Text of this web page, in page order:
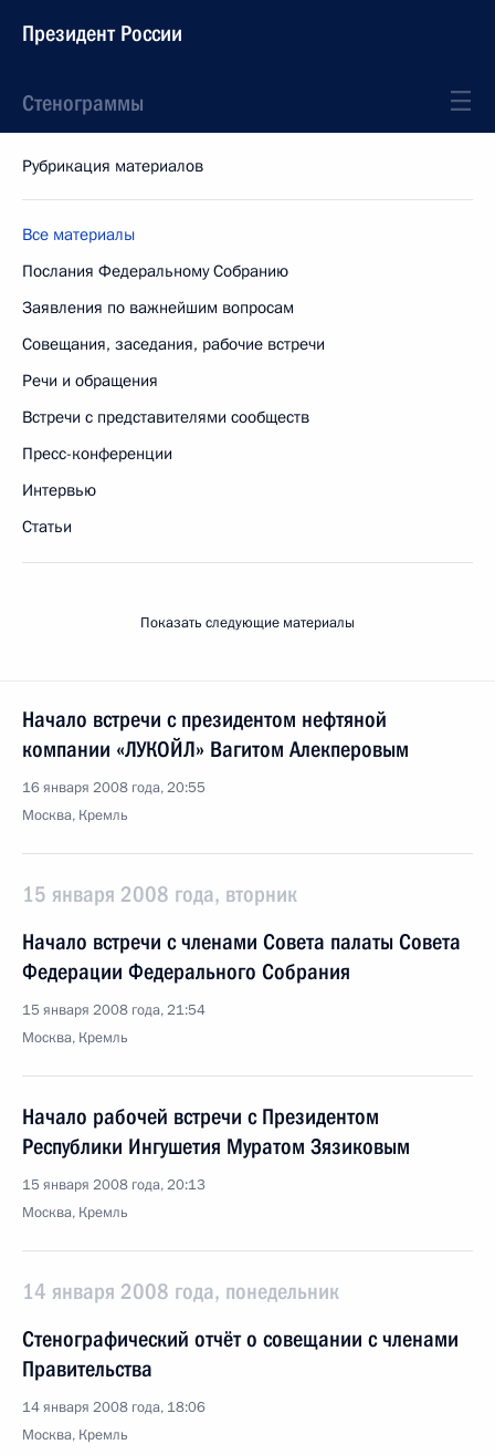
Президент России
Стенограммы
Рубрикация материалов
Все материалы
Послания Федеральному Собранию
Заявления по важнейшим вопросам
Совещания, заседания, рабочие встречи
Речи и обращения
Встречи с представителями сообществ
Пресс-конференции
Интервью
Статьи
Показать следующие материалы
Начало встречи с президентом нефтяной
компании «ЛУКОЙЛ» Вагитом Алекперовым
16 января 2008 года, 20:55
Москва, Кремль
15 января 2008 года, вторник
Начало встречи с членами Совета палаты Совета
Федерации Федерального Собрания
15 января 2008 года, 21:54
Москва, Кремль
Начало рабочей встречи с Президентом
Республики Ингушетия Муратом Зязиковым
15 января 2008 года, 20:13
Москва, Кремль
14 января 2008 года, понедельник
Стенографический отчёт о совещании с членами
Правительства
14 января 2008 года, 18:06
Москва, Кремль